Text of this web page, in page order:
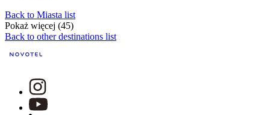
Back to Miasta list
Pokaż więcej (45)
Back to other destinations list